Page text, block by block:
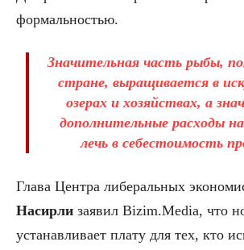
формальностью.
Значительная часть рыбы,
стране, выращивается в
озерах и хозяйствах, а
дополнительные расходы
лечь в себестоимость
Глава Центра либеральных
Насирли заявил Bizim.Media, что
устанавливает плату для тех, кто